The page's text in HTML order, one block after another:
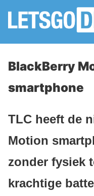
BlackBerry
smartphone
TLC heeft de
Motion
zonder fysiek
krachtige